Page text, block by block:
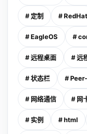
# 定制 # RedHat
# EagleOS #
# 远程桌面 # 远
# 状态栏 #
# 网络通信 # 网
# 实例 # html